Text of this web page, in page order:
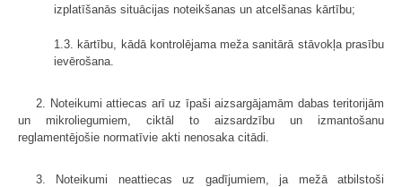
izplatīšanās situācijas noteikšanas un atcelšanas kārtību;
1.3. kārtību, kādā kontrolējama meža sanitārā stāvokļa prasību
ievērošana.
2. Noteikumi attiecas arī uz īpaši aizsargājamām dabas teritorijām
un mikroliegumiem, ciktāl to aizsardzību un izmantošanu
reglamentējošie normatīvie akti nenosaka citādi.
3. Noteikumi neattiecas uz gadījumiem, ja mežā atbilstoši